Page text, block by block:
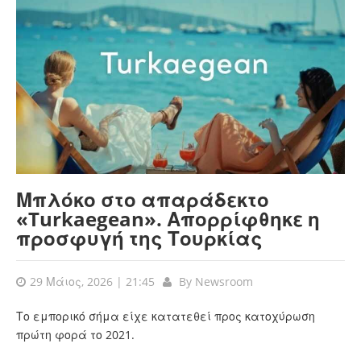
Μπλόκο στο απαράδεκτο
«Turkaegean». Απορρίφθηκε η
προσφυγή της Τουρκίας
29 Μάιος, 2026 | 21:45 By Newsroom
Το εμπορικό σήμα είχε κατατεθεί προς κατοχύρωση
πρώτη φορά το 2021.